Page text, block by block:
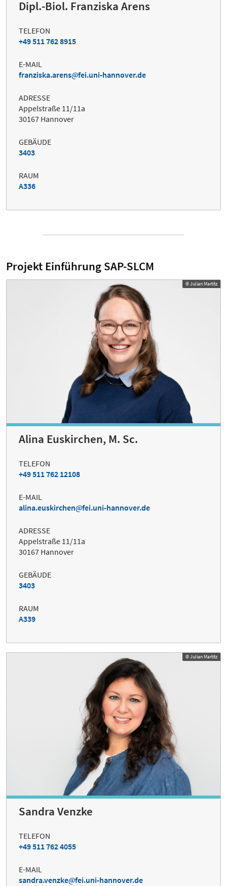
Dipl.-Biol. Franziska Arens
TELEFON
+49 511 762 8915
E-MAIL
franziska.arens
fei.uni-hannover.de
ADRESSE
Appelstraße 11/11a
30167 Hannover
GEBÄUDE
3403
RAUM
A336
Projekt Einführung SAP-SLCM
© Julian Martitz
Alina Euskirchen, M. Sc.
TELEFON
+49 511 762 12108
E-MAIL
alina.euskirchen
fei.uni-hannover.de
ADRESSE
Appelstraße 11/11a
30167 Hannover
GEBÄUDE
3403
RAUM
A339
© Julian Martitz
Sandra Venzke
TELEFON
+49 511 762 4055
E-MAIL
sandra.venzke
fei.uni-hannover.de